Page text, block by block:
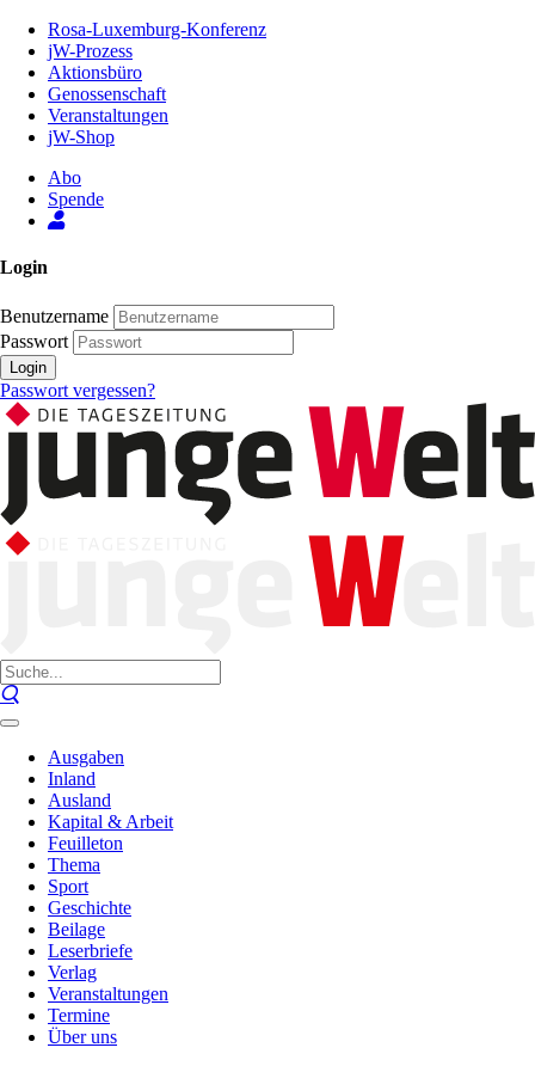
Inhalt
Seite
Rosa-Luxemburg-Konferenz
jW-Prozess
Aktionsbüro
Genossenschaft
Veranstaltungen
jW-Shop
Abo
Spende
Login
Benutzername
Passwort
Login
Passwort vergessen?
Ausgaben
Inland
Ausland
Kapital & Arbeit
Feuilleton
Thema
Sport
Geschichte
Beilage
Leserbriefe
Verlag
Veranstaltungen
Termine
Über uns